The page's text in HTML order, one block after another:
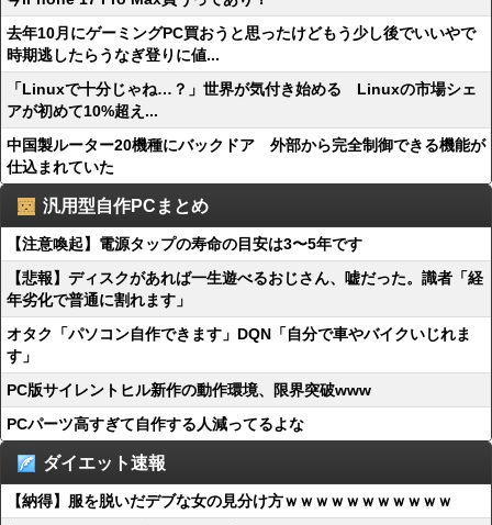
去年10月にゲーミングPC買おうと思ったけどもう少し後でいいやで
時期逃したらうなぎ登りに値...
「Linuxで十分じゃね…？」世界が気付き始める Linuxの市場シェ
アが初めて10%超え...
中国製ルーター20機種にバックドア 外部から完全制御できる機能が
仕込まれていた
汎用型自作PCまとめ
【注意喚起】電源タップの寿命の目安は3〜5年です
【悲報】ディスクがあれば一生遊べるおじさん、嘘だった。識者「経
年劣化で普通に割れます」
オタク「パソコン自作できます」DQN「自分で車やバイクいじれま
す」
PC版サイレントヒル新作の動作環境、限界突破www
PCパーツ高すぎて自作する人減ってるよな
ダイエット速報
【納得】服を脱いだデブな女の見分け方ｗｗｗｗｗｗｗｗｗｗｗ